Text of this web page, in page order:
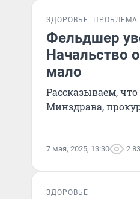
ЗДОРОВЬЕ ПРОБЛЕМА
Фельдшер
Начальство
мало
Рассказываем,
Минздрава,
7 мая, 2025, 13:30 2
ЗДОРОВЬЕ